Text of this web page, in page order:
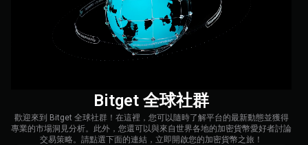
Bitget 全球社群
歡迎來到 Bitget 全球社群！在這裡，您可以隨時了解平台的最新動態並獲得
專業的市場洞見分析。此外，您還可以與來自世界各地的加密貨幣愛好者討論
交易策略。請點選下面的連結，立即開啟您的加密貨幣之旅！